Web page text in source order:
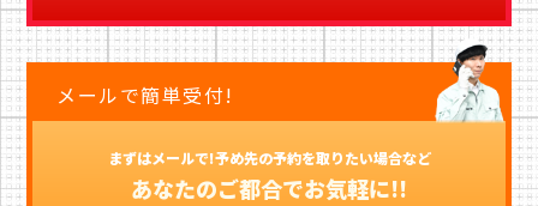
メールで簡単受付!
まずはメールで!予め先の予約を取りたい場合など
あなたのご都合でお気軽に!!